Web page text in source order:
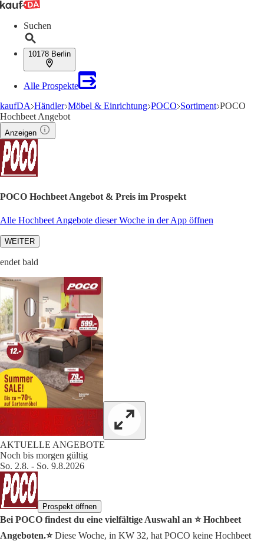
Suchen
10178 Berlin
Alle Prospekte
kaufDA Händler Möbel & Einrichtung POCO Sortiment POCO
Hochbeet Angebot
Anzeigen
POCO Hochbeet Angebot & Preis im Prospekt
Alle Hochbeet Angebote dieser Woche in der App öffnen
WEITER
endet bald
AKTUELLE ANGEBOTE
Noch bis morgen gültig
So. 2.8. - So. 9.8.2026
Prospekt öffnen
Bei POCO findest du eine vielfältige Auswahl an ⭐️ Hochbeet
Angeboten.⭐️Diese Woche, in KW 32, hat POCO keine Hochbeet